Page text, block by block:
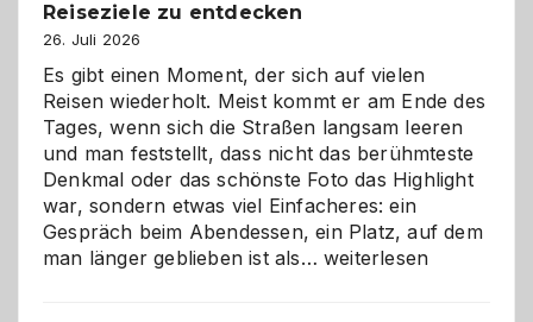
Reiseziele zu entdecken
26. Juli 2026
Es gibt einen Moment, der sich auf vielen
Reisen wiederholt. Meist kommt er am Ende des
Tages, wenn sich die Straßen langsam leeren
und man feststellt, dass nicht das berühmteste
Denkmal oder das schönste Foto das Highlight
war, sondern etwas viel Einfacheres: ein
Gespräch beim Abendessen, ein Platz, auf dem
man länger geblieben ist als… Als
weiterlesen